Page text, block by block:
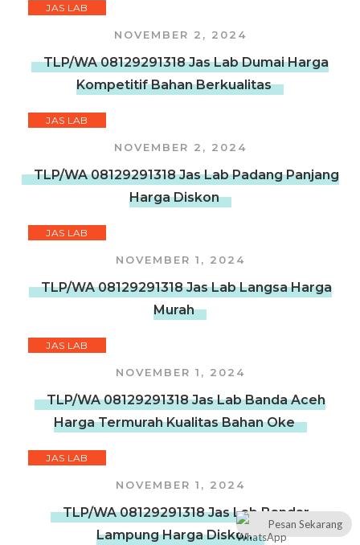
JAS LAB
NOVEMBER 2, 2024
TLP/WA 08129291318 Jas Lab Dumai Harga
Kompetitif Bahan Berkualitas
JAS LAB
NOVEMBER 2, 2024
TLP/WA 08129291318 Jas Lab Padang Panjang
Harga Diskon
JAS LAB
NOVEMBER 1, 2024
TLP/WA 08129291318 Jas Lab Langsa Harga
Murah
JAS LAB
NOVEMBER 1, 2024
TLP/WA 08129291318 Jas Lab Banda Aceh
Harga Termurah Kualitas Bahan Oke
JAS LAB
NOVEMBER 1, 2024
TLP/WA 08129291318 Jas Lab Bandar
Lampung Harga Diskon
Pesan Sekarang